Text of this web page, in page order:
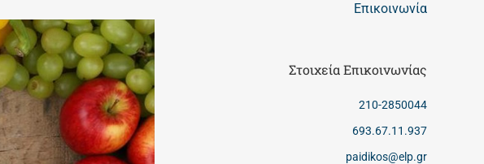
Επικοινωνία
Στοιχεία Επικοινωνίας
210-2850044
693.67.11.937
paidikos@elp.gr